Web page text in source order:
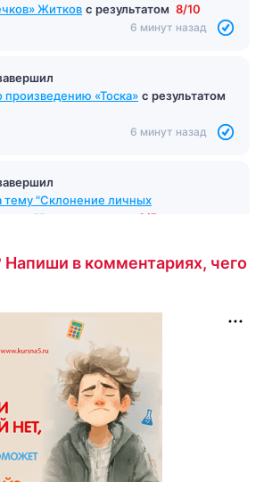
Житков с результатом 8/10
6 минут назад
произведению «Тоска» с результатом
6 минут назад
тему "Склонение личных
3/5
в комментариях, чего